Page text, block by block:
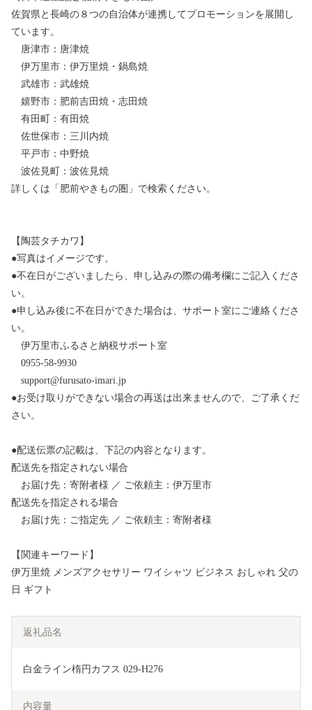
佐賀県と長崎の８つの自治体が連携してプロモーションを展開し
ています。
唐津市：唐津焼
伊万里市：伊万里焼・鍋島焼
武雄市：武雄焼
嬉野市：肥前吉田焼・志田焼
有田町：有田焼
佐世保市：三川内焼
平戸市：中野焼
波佐見町：波佐見焼
詳しくは「肥前やきもの圏」で検索ください。
【陶芸タチカワ】
●写真はイメージです。
●不在日がございましたら、申し込みの際の備考欄にご記入くださ
い。
●申し込み後に不在日ができた場合は、サポート室にご連絡くださ
い。
伊万里市ふるさと納税サポート室
0955-58-9930
support@furusato-imari.jp
●お受け取りができない場合の再送は出来ませんので、ご了承くだ
さい。
●配送伝票の記載は、下記の内容となります。
配送先を指定されない場合
お届け先：寄附者様 ／ ご依頼主：伊万里市
配送先を指定される場合
お届け先：ご指定先 ／ ご依頼主：寄附者様
【関連キーワード】
伊万里焼 メンズアクセサリー ワイシャツ ビジネス おしゃれ 父の
日 ギフト
返礼品名
白金ライン楕円カフス 029-H276
内容量